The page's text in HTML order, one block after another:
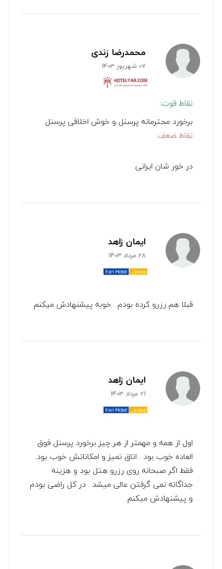
محمدرضا زندی
07 شهریور 1403
نقاط قوت:
برخورد محترمانه پرسنل و خوش اخلاقی پرسنل
نقاط ضعف:
در خور شان ایرانی
ایمان زاهد
28 مرداد 1403
قبلا هم رزرو کرده بودم . خوبه پیشنهادش میکنم
ایمان زاهد
21 مرداد 1403
اول از همه و مهمتر از هر چیز برخورد پرسنل فوق
العاده خوب بود . اتاق تمیز و امکاناتش خوب بود.
فقط اگر صبحانه روی رزرو هتل بود و هزینه
جداگانه نمی گرفتن عالی میشد . در کل راضی بودم
و پیشنهادش میکنم